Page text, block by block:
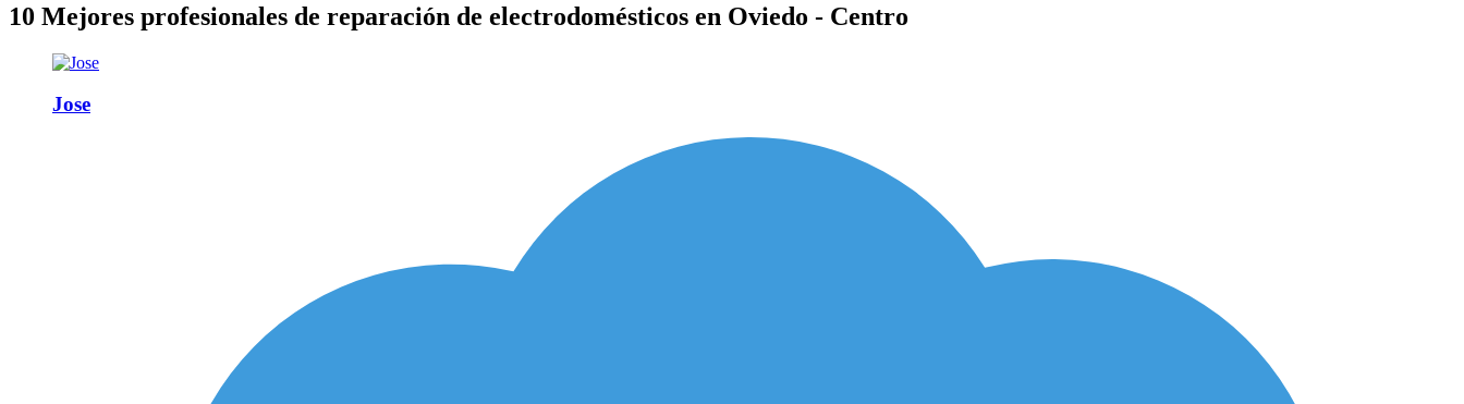
10 Mejores profesionales de reparación de electrodomésticos en Oviedo - Centro
Jose